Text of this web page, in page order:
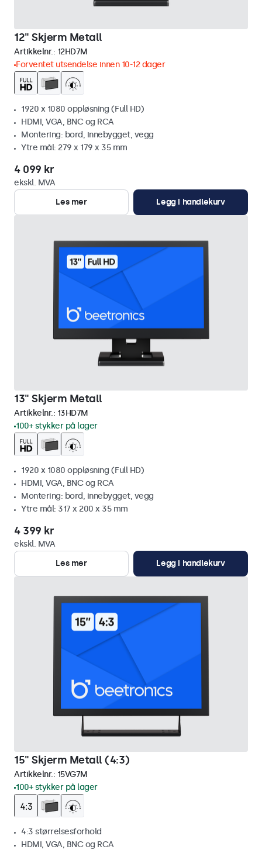
12" Skjerm Metall
Artikkelnr.: 12HD7M
Forventet utsendelse innen 10-12 dager
1920 x 1080 oppløsning (Full HD)
HDMI, VGA, BNC og RCA
Montering: bord, innebygget, vegg
Ytre mål: 279 x 179 x 35 mm
4 099 kr
ekskl. MVA
Les mer
Legg i handlekurv
13" Skjerm Metall
Artikkelnr.: 13HD7M
100+ stykker på lager
1920 x 1080 oppløsning (Full HD)
HDMI, VGA, BNC og RCA
Montering: bord, innebygget, vegg
Ytre mål: 317 x 200 x 35 mm
4 399 kr
ekskl. MVA
Les mer
Legg i handlekurv
15" Skjerm Metall (4:3)
Artikkelnr.: 15VG7M
100+ stykker på lager
4:3 størrelsesforhold
HDMI, VGA, BNC og RCA